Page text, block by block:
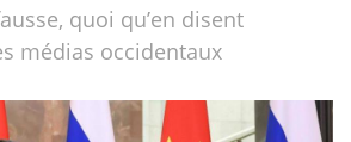
quoi qu’en disent
médias occidentaux